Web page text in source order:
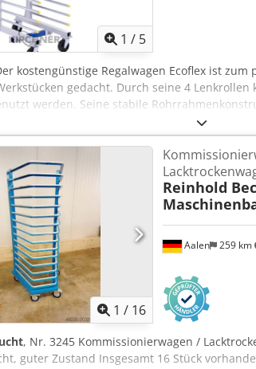
1 / 5
kostengünstige Regalwagen Ecoflex ist
gedacht. Durch seine 4
werden. Seine stabile
je 17 kunststoffummantelten
gleichmäßig verteilten Last aufnehmen. Die
und können rückseitig wieder
platzsparend zusammenstellen. Länge: 200 -
Höhe: 1855 mm Auflagerohrlänge: 650 mm
1 / 16
Aalen 259 km
Reinhold
, Nr. 3245 Kommissionierwagen /
guter Zustand Insgesamt 16 Stück